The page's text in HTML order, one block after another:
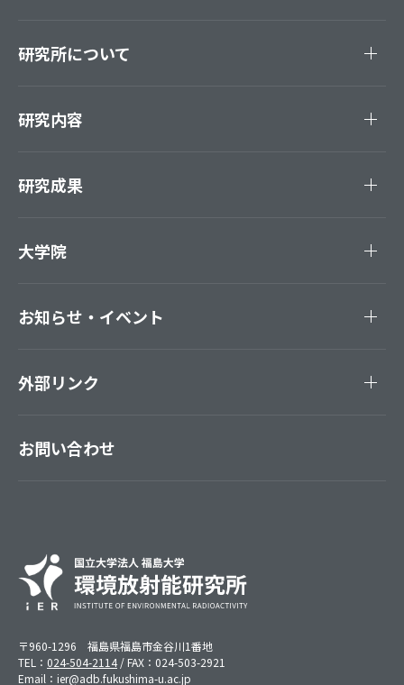
〒960-1296 福島県福島市金谷川1番地
TEL： 024-504-2114 / FAX：024-503-2921
Email：ier@adb.fukushima-u.ac.jp
研究所について
研究内容
研究成果
大学院
お知らせ・イベント
外部リンク
お問い合わせ